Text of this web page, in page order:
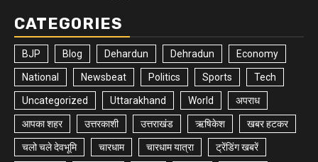
CATEGORIES
BJP Blog Dehardun Dehradun Economy
National Newsbeat Politics Sports Tech
Uncategorized Uttarakhand World अपराध
आपका शहर उत्तरकाशी उत्तराखंड ऋषिकेश खबर हटकर
चलो चले देवभूमि चारधाम चारधाम यात्रा ट्रेंडिंग खबरें